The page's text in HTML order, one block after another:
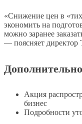
«Снижение цен в
экономить на
можно заранее
— поясняет директор
Акция
бизнес
Подробности